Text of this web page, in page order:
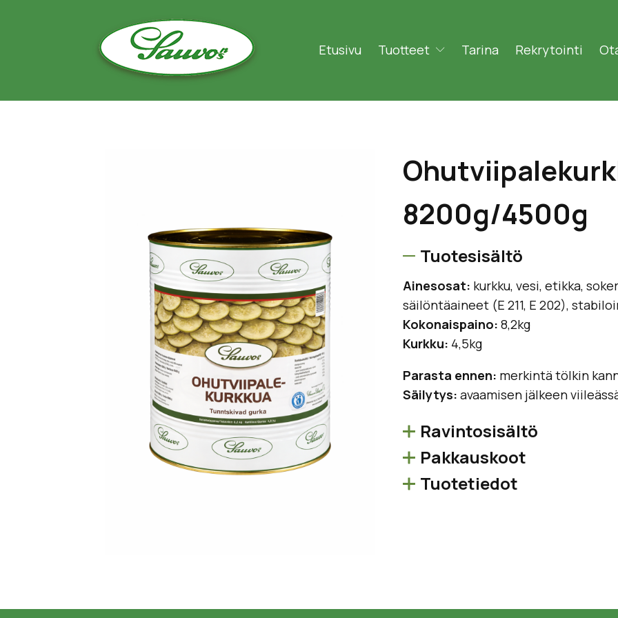
Etusivu Tuotteet Tarina Rekrytointi
8200g/4500g
Tuotesisältö
Ainesosat: kurkku, vesi, etikka,
säilöntäaineet (E 211, E 202),
Kokonaispaino: 8,2kg
Kurkku: 4,5kg
Parasta ennen: merkintä tölkin
Säilytys: avaamisen jälkeen
Ravintosisältö
Pakkauskoot
Tuotetiedot